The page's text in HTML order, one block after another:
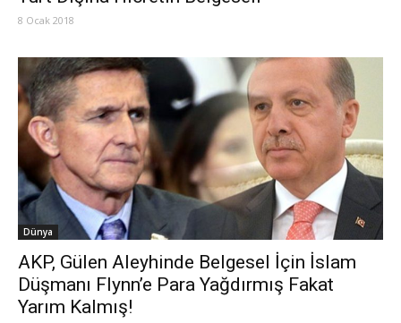
8 Ocak 2018
Dünya
AKP, Gülen Aleyhinde Belgesel İçin İslam
Düşmanı Flynn’e Para Yağdırmış Fakat
Yarım Kalmış!